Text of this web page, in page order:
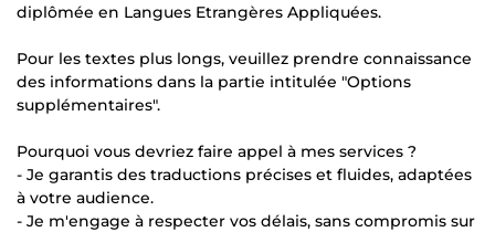
diplômée en Langues Etrangères Appliquées.
Pour les textes plus longs, veuillez prendre connaissance
des informations dans la partie intitulée "Options
supplémentaires".
Pourquoi vous devriez faire appel à mes services ?
- Je garantis des traductions précises et fluides, adaptées
à votre audience.
- Je m'engage à respecter vos délais, sans compromis sur